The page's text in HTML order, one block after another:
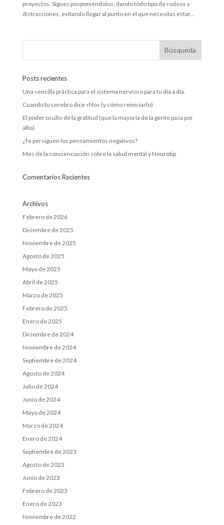
proyectos. Sigues posponiéndolos, dando todo tipo de rodeos y
distracciones, evitando llegar al punto en el que necesitas estar...
Posts recientes
Una sencilla práctica para el sistema nervioso para tu día a día.
Cuando tu cerebro dice «No» (y cómo reiniciarlo)
El poder oculto de la gratitud (que la mayoría de la gente pasa por
alto)
¿Te persiguen los pensamientos negativos?
Mes de la concienciación sobre la salud mental y Neurotip
Comentarios Recientes
Archivos
Febrero de 2026
Diciembre de 2025
Noviembre de 2025
Agosto de 2025
Mayo de 2025
Abril de 2025
Marzo de 2025
Febrero de 2025
Enero de 2025
Diciembre de 2024
Noviembre de 2024
Septiembre de 2024
Agosto de 2024
Julio de 2024
Junio de 2024
Mayo de 2024
Marzo de 2024
Enero de 2024
Septiembre de 2023
Agosto de 2023
Junio de 2023
Febrero de 2023
Enero de 2023
Noviembre de 2022